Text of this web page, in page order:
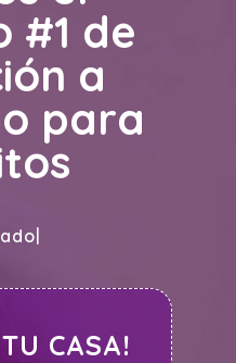
#1 de
a
para
a lo
CASA!